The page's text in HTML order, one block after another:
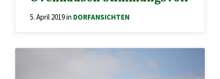
5. April 2019in DORFANSICHTEN